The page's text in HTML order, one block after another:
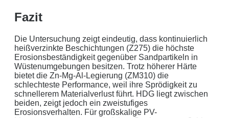
Fazit
Die Untersuchung zeigt eindeutig, dass kontinuierlich
heißverzinkte Beschichtungen (Z275) die höchste
Erosionsbeständigkeit gegenüber Sandpartikeln in
Wüstenumgebungen besitzen. Trotz höherer Härte
bietet die Zn-Mg-Al-Legierung (ZM310) die
schlechteste Performance, weil ihre Sprödigkeit zu
schnellerem Materialverlust führt. HDG liegt zwischen
beiden, zeigt jedoch ein zweistufiges
Erosionsverhalten. Für großskalige PV-